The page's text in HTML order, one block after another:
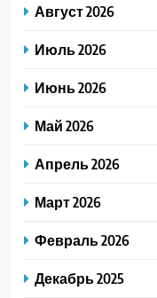
Август 2026
Июль 2026
Июнь 2026
Май 2026
Апрель 2026
Март 2026
Февраль 2026
Декабрь 2025